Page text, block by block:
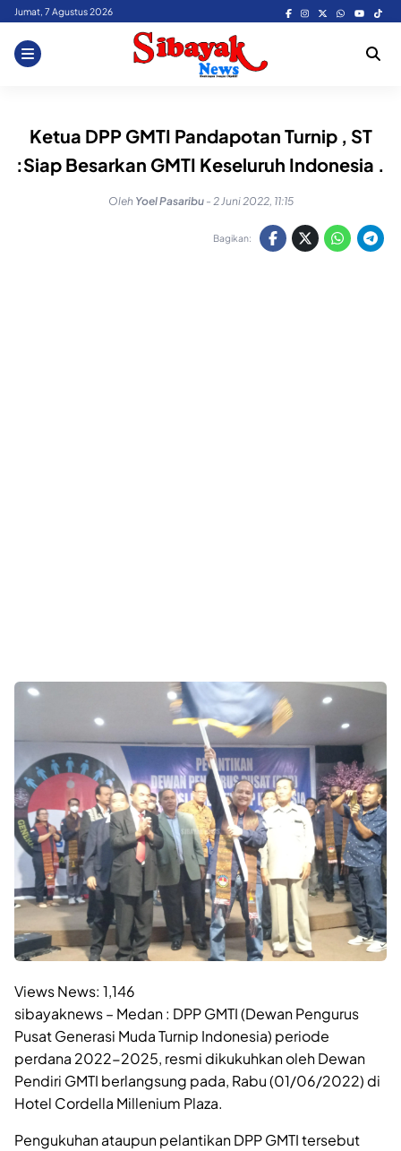
Skip
content
Jumat, 7 Agustus 2026
Ketua DPP GMTI Pandapotan Turnip , ST
:Siap Besarkan GMTI Keseluruh Indonesia .
Oleh Yoel Pasaribu - 2 Juni 2022, 11:15
Bagikan:
Views News: 1,146
sibayaknews – Medan : DPP GMTI (Dewan Pengurus
Pusat Generasi Muda Turnip Indonesia) periode
perdana 2022-2025, resmi dikukuhkan oleh Dewan
Pendiri GMTI berlangsung pada, Rabu (01/06/2022) di
Hotel Cordella Millenium Plaza.
Pengukuhan ataupun pelantikan DPP GMTI tersebut